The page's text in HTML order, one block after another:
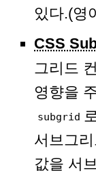
있다.(영
CSS
그리드
영향을
subgrid
서브그
값을 서